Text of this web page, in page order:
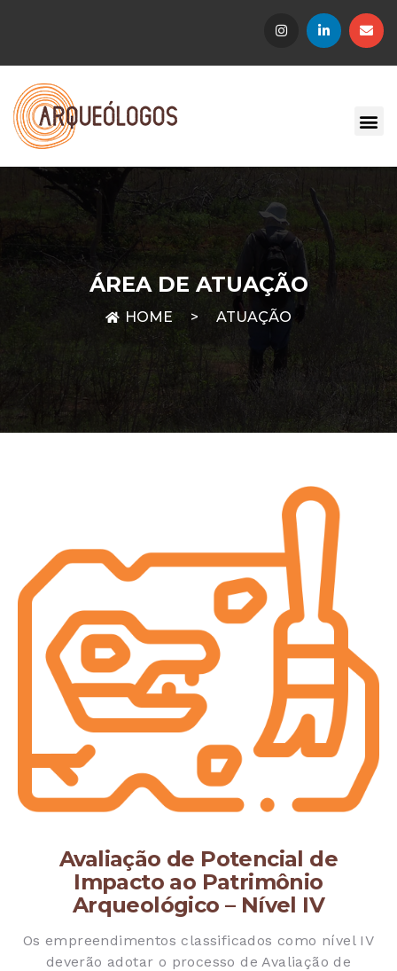
ÁREA DE ATUAÇÃO
HOME > ATUAÇÃO
Avaliação de Potencial de
Impacto ao Patrimônio
Arqueológico – Nível IV
Os empreendimentos classificados como nível IV
deverão adotar o processo de Avaliação de